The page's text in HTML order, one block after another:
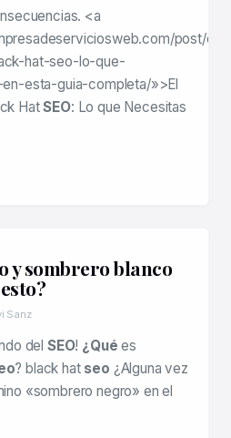
<a
post/el-
hat-seo-lo-que-
esta-guia-completa/»>El
HatSEO: Lo que Necesitas
y sombrero blanco
Sanz
del SEO! ¿Qué es
? black hat seo ¿Alguna vez
«sombrero negro» en el